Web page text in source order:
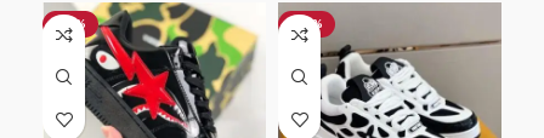
-61% -26%